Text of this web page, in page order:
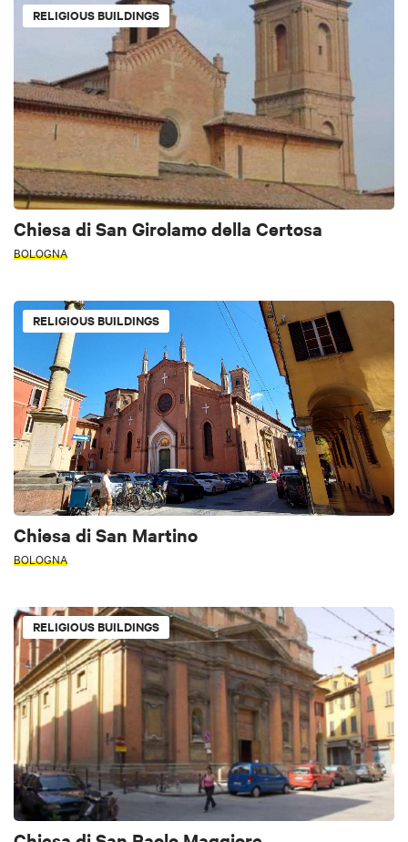
RELIGIOUS BUILDINGS
Chiesa di San Girolamo della Certosa
BOLOGNA
RELIGIOUS BUILDINGS
Chiesa di San Martino
BOLOGNA
RELIGIOUS BUILDINGS